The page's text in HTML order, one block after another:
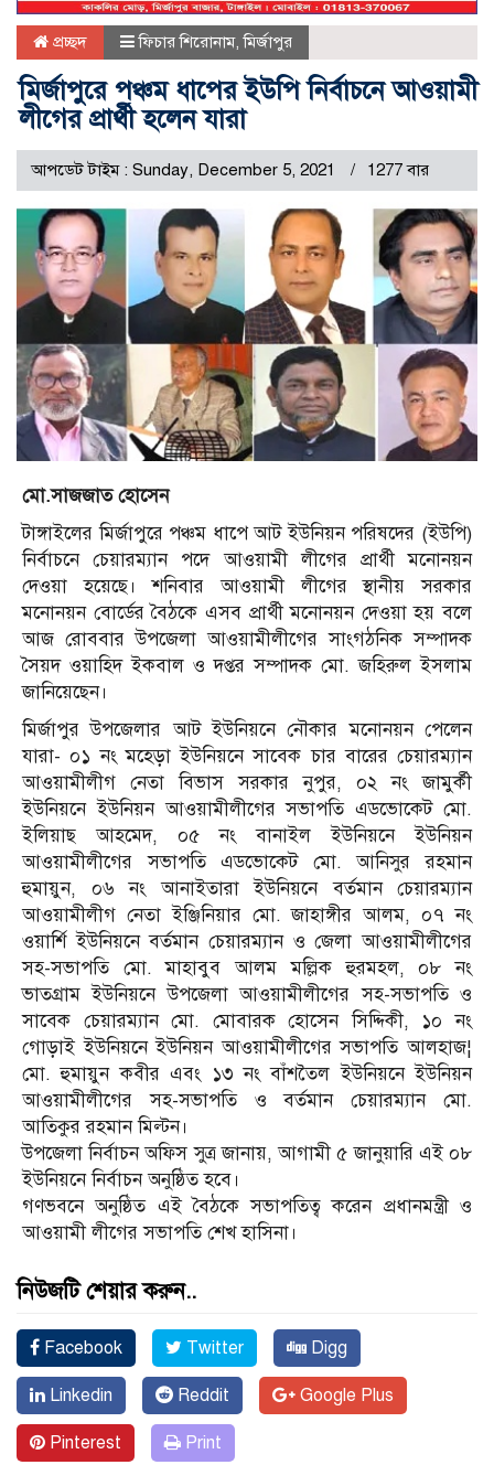
প্রচ্ছদ ফিচার শিরোনাম,মির্জাপুর
মির্জাপুরে পঞ্চম ধাপের ইউপি নির্বাচনে আওয়ামী
লীগের প্রার্থী হলেন যারা
আপডেট টাইম : Sunday, December 5, 2021 1277 বার
মো.সাজজাত হোসেন
টাঙ্গাইলের মির্জাপুরে পঞ্চম ধাপে আট ইউনিয়ন পরিষদের (ইউপি)
নির্বাচনে চেয়ারম্যান পদে আওয়ামী লীগের প্রার্থী মনোনয়ন
দেওয়া হয়েছে। শনিবার আওয়ামী লীগের স্থানীয় সরকার
মনোনয়ন বোর্ডের বৈঠকে এসব প্রার্থী মনোনয়ন দেওয়া হয় বলে
আজ রোববার উপজেলা আওয়ামীলীগের সাংগঠনিক সম্পাদক
সৈয়দ ওয়াহিদ ইকবাল ও দপ্তর সম্পাদক মো. জহিরুল ইসলাম
জানিয়েছেন।
মির্জাপুর উপজেলার আট ইউনিয়নে নৌকার মনোনয়ন পেলেন
যারা- ০১ নং মহেড়া ইউনিয়নে সাবেক চার বারের চেয়ারম্যান
আওয়ামীলীগ নেতা বিভাস সরকার নুপুর, ০২ নং জামুর্কী
ইউনিয়নে ইউনিয়ন আওয়ামীলীগের সভাপতি এডভোকেট মো.
ইলিয়াছ আহমেদ, ০৫ নং বানাইল ইউনিয়নে ইউনিয়ন
আওয়ামীলীগের সভাপতি এডভোকেট মো. আনিসুর রহমান
হুমায়ুন, ০৬ নং আনাইতারা ইউনিয়নে বর্তমান চেয়ারম্যান
আওয়ামীলীগ নেতা ইঞ্জিনিয়ার মো. জাহাঙ্গীর আলম, ০৭ নং
ওয়ার্শি ইউনিয়নে বর্তমান চেয়ারম্যান ও জেলা আওয়ামীলীগের
সহ-সভাপতি মো. মাহাবুব আলম মল্লিক হুরমহল, ০৮ নং
ভাতগ্রাম ইউনিয়নে উপজেলা আওয়ামীলীগের সহ-সভাপতি ও
সাবেক চেয়ারম্যান মো. মোবারক হোসেন সিদ্দিকী, ১০ নং
গোড়াই ইউনিয়নে ইউনিয়ন আওয়ামীলীগের সভাপতি আলহাজ¦
মো. হুমায়ুন কবীর এবং ১৩ নং বাঁশতৈল ইউনিয়নে ইউনিয়ন
আওয়ামীলীগের সহ-সভাপতি ও বর্তমান চেয়ারম্যান মো.
আতিকুর রহমান মিল্টন।
উপজেলা নির্বাচন অফিস সুত্র জানায়, আগামী ৫ জানুয়ারি এই ০৮
ইউনিয়নে নির্বাচন অনুষ্ঠিত হবে।
গণভবনে অনুষ্ঠিত এই বৈঠকে সভাপতিত্ব করেন প্রধানমন্ত্রী ও
আওয়ামী লীগের সভাপতি শেখ হাসিনা।
নিউজটি শেয়ার করুন..
Facebook Twitter Digg
Linkedin Reddit Google Plus
Pinterest Print